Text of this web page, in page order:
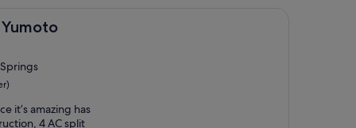
Yumoto
it’s amazing has
4 AC split